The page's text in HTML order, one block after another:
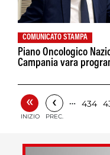
COMUNICATO STAMPA
Piano Oncologico
Campania vara
«
INIZIO
‹
PREC.
… 434